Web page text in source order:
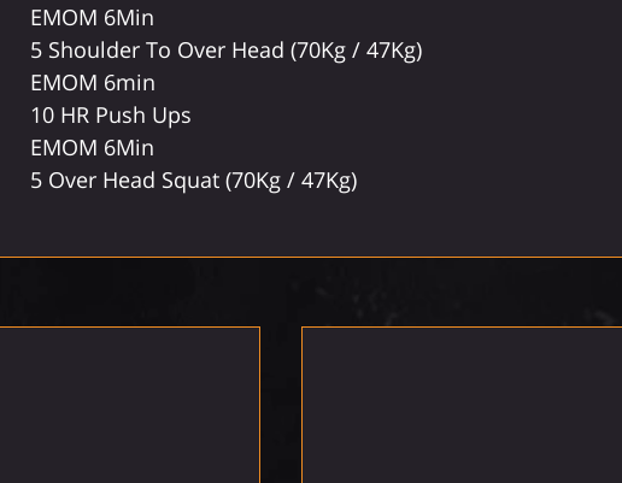
EMOM 6Min
5 Shoulder To Over Head (70Kg / 47Kg)
EMOM 6min
10 HR Push Ups
EMOM 6Min
5 Over Head Squat (70Kg / 47Kg)